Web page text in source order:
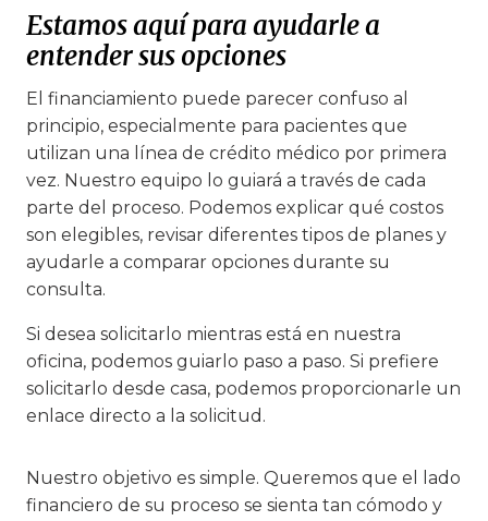
Estamos aquí para ayudarle a
entender sus opciones
El financiamiento puede parecer confuso al
principio, especialmente para pacientes que
utilizan una línea de crédito médico por primera
vez. Nuestro equipo lo guiará a través de cada
parte del proceso. Podemos explicar qué costos
son elegibles, revisar diferentes tipos de planes y
ayudarle a comparar opciones durante su
consulta.
Si desea solicitarlo mientras está en nuestra
oficina, podemos guiarlo paso a paso. Si prefiere
solicitarlo desde casa, podemos proporcionarle un
enlace directo a la solicitud.
Nuestro objetivo es simple. Queremos que el lado
financiero de su proceso se sienta tan cómodo y